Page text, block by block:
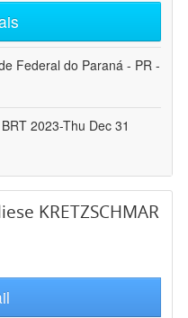
Federal do Paraná - PR -
2023-Thu Dec 31
KRETZSCHMAR